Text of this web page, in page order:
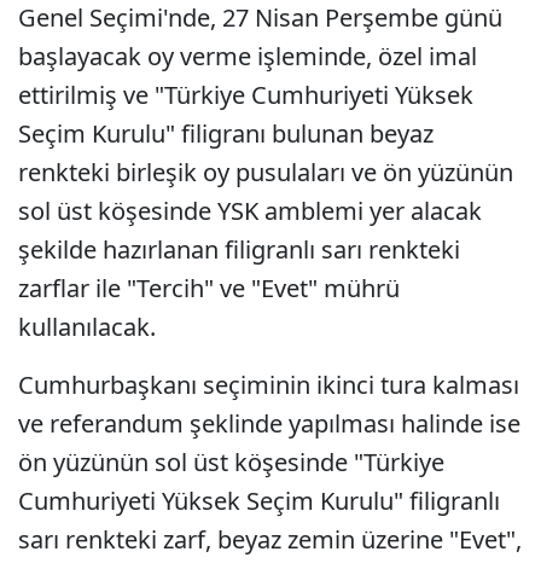
Genel Seçimi'nde, 27 Nisan Perşembe günü
başlayacak oy verme işleminde, özel imal
ettirilmiş ve "Türkiye Cumhuriyeti Yüksek
Seçim Kurulu" filigranı bulunan beyaz
renkteki birleşik oy pusulaları ve ön yüzünün
sol üst köşesinde YSK amblemi yer alacak
şekilde hazırlanan filigranlı sarı renkteki
zarflar ile "Tercih" ve "Evet" mührü
kullanılacak.
Cumhurbaşkanı seçiminin ikinci tura kalması
ve referandum şeklinde yapılması halinde ise
ön yüzünün sol üst köşesinde "Türkiye
Cumhuriyeti Yüksek Seçim Kurulu" filigranlı
sarı renkteki zarf, beyaz zemin üzerine "Evet",